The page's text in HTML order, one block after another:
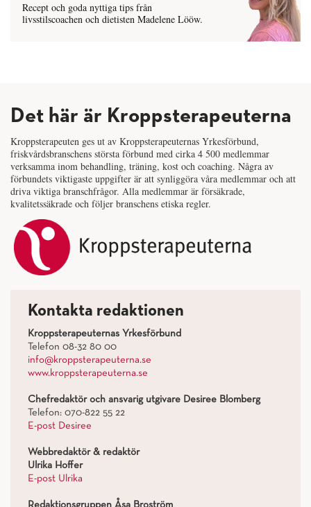
Recept och goda nyttiga tips från
livsstilscoachen och dietisten Madelene Lööw.
Det här är Kroppsterapeuterna
Kroppsterapeuten ges ut av Kroppsterapeuternas Yrkesförbund,
friskvårdsbranschens största förbund med cirka 4 500 medlemmar
verksamma inom behandling, träning, kost och coaching. Några av
förbundets viktigaste uppgifter är att synliggöra våra medlemmar och att
driva viktiga branschfrågor. Alla medlemmar är försäkrade,
kvalitetssäkrade och följer branschens etiska regler.
Kontakta redaktionen
Kroppsterapeuternas Yrkesförbund
Telefon 08-32 80 00
info@kroppsterapeuterna.se
www.kroppsterapeuterna.se
Chefredaktör och ansvarig utgivare Desiree Blomberg
Telefon: 070-822 55 22
E-post Desiree
Webbredaktör & redaktör
Ulrika Hoffer
E-post Ulrika